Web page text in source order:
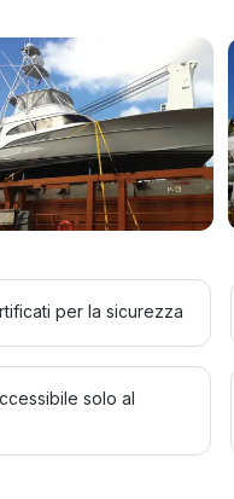
per la sicurezza
solo al